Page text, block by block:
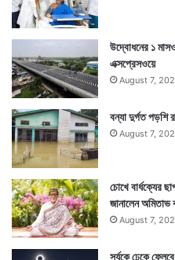
উদ্বোধনের ১
এক্সপ্রেসওয়ে
August 7,
বন্যা দুর্গত পড়শি
August 7,
চোখে বার্ধক্যের
জানালেন অমিতাভ
August 7,
সূর্যকে ঢেকে